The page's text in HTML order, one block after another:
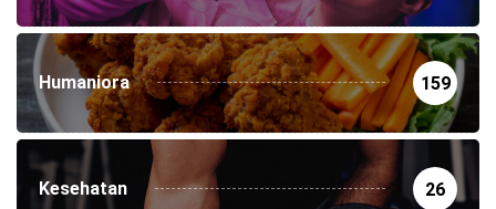
Humaniora 159
Kesehatan 26